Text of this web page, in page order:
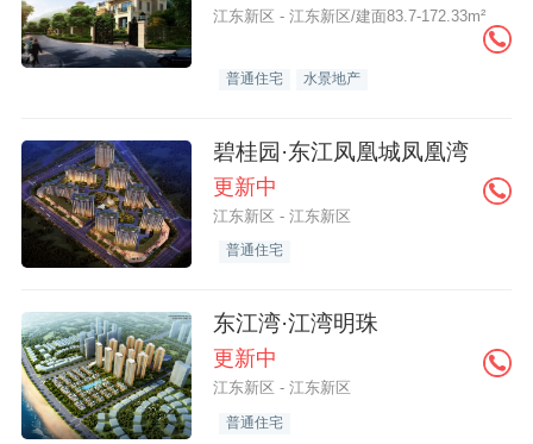
江东新区 - 江东新区/建面83.7-172.33m²
普通住宅 水景地产
碧桂园·东江凤凰城凤凰湾
更新中
江东新区 - 江东新区
普通住宅
东江湾·江湾明珠
更新中
江东新区 - 江东新区
普通住宅